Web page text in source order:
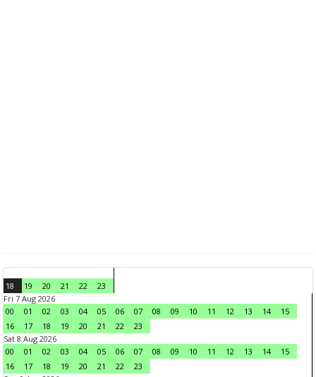
18 19 20 21 22
23
Fri 7 Aug 2026
00
01 02 03 04 05 06 07 08 09 10 11 12 13 14
15
16
17 18 19 20 21 22
23
Sat 8 Aug 2026
00
01 02 03 04 05 06 07 08 09 10 11 12 13 14
15
16
17 18 19 20 21 22
23